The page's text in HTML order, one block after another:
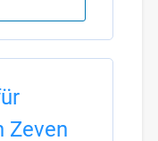
Zeven